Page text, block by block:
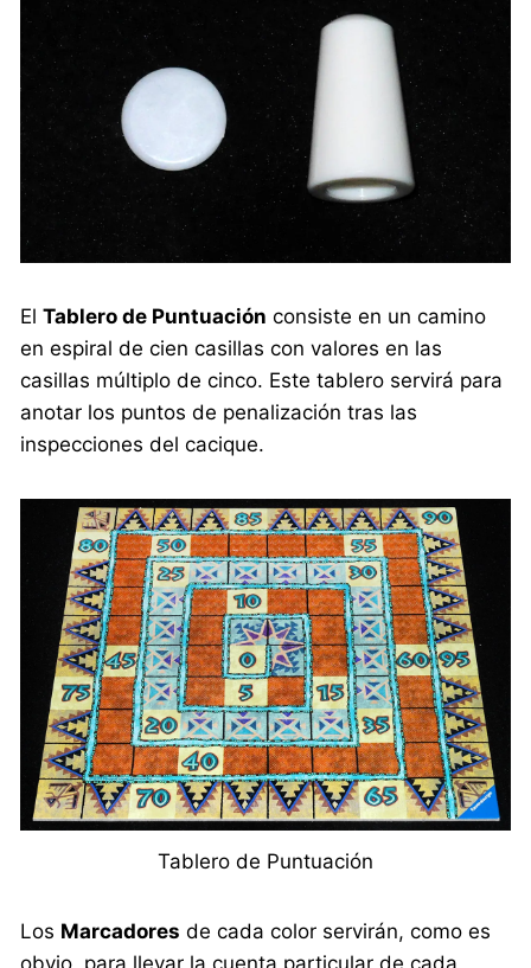
ElTablero de Puntuación consiste en un camino
en espiral de cien casillas con valores en las
casillas múltiplo de cinco. Este tablero servirá para
anotar los puntos de penalización tras las
inspecciones del cacique.
Tablero de Puntuación
Los Marcadores de cada color servirán, como es